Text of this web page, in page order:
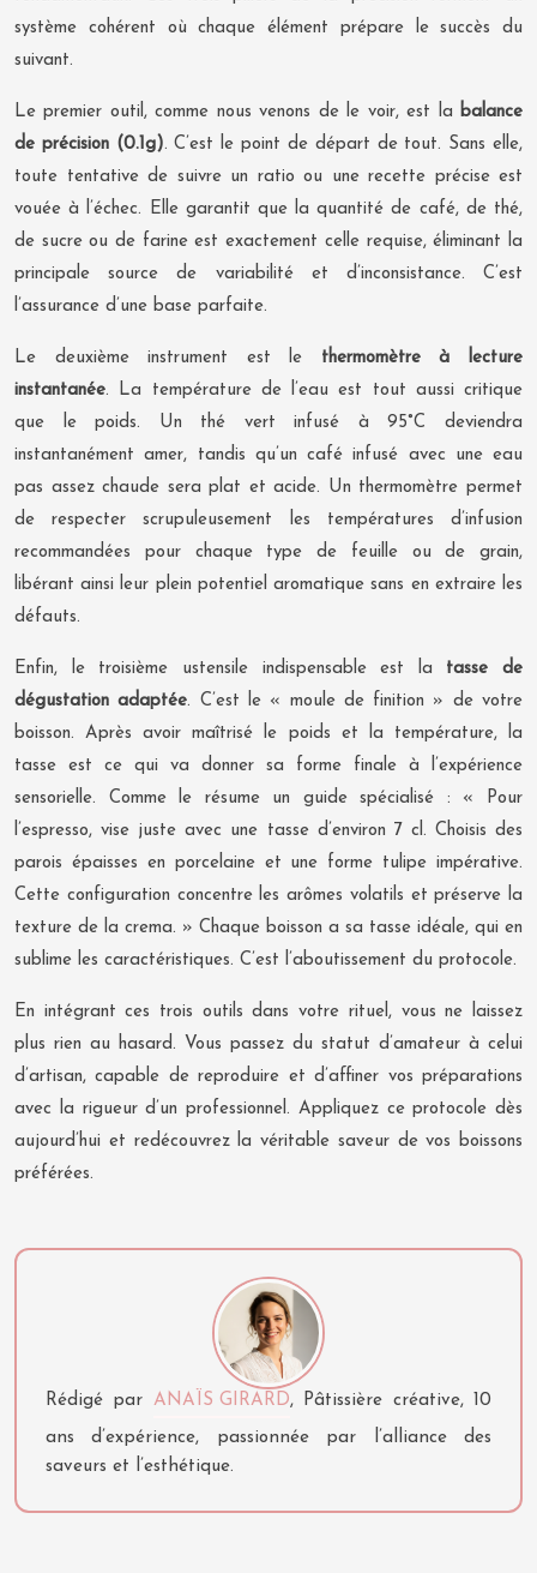
système cohérent où chaque élément prépare le succès du
suivant.
Le premier outil, comme nous venons de le voir, est la balance
de précision (0.1g). C’est le point de départ de tout. Sans elle,
toute tentative de suivre un ratio ou une recette précise est
vouée à l’échec. Elle garantit que la quantité de café, de thé,
de sucre ou de farine est exactement celle requise, éliminant la
principale source de variabilité et d’inconsistance. C’est
l’assurance d’une base parfaite.
Le deuxième instrument est le thermomètre à lecture
instantanée. La température de l’eau est tout aussi critique
que le poids. Un thé vert infusé à 95°C deviendra
instantanément amer, tandis qu’un café infusé avec une eau
pas assez chaude sera plat et acide. Un thermomètre permet
de respecter scrupuleusement les températures d’infusion
recommandées pour chaque type de feuille ou de grain,
libérant ainsi leur plein potentiel aromatique sans en extraire les
défauts.
Enfin, le troisième ustensile indispensable est la tasse de
dégustation adaptée. C’est le « moule de finition » de votre
boisson. Après avoir maîtrisé le poids et la température, la
tasse est ce qui va donner sa forme finale à l’expérience
sensorielle. Comme le résume un guide spécialisé : « Pour
l’espresso, vise juste avec une tasse d’environ 7 cl. Choisis des
parois épaisses en porcelaine et une forme tulipe impérative.
Cette configuration concentre les arômes volatils et préserve la
texture de la crema. » Chaque boisson a sa tasse idéale, qui en
sublime les caractéristiques. C’est l’aboutissement du protocole.
En intégrant ces trois outils dans votre rituel, vous ne laissez
plus rien au hasard. Vous passez du statut d’amateur à celui
d’artisan, capable de reproduire et d’affiner vos préparations
avec la rigueur d’un professionnel. Appliquez ce protocole dès
aujourd’hui et redécouvrez la véritable saveur de vos boissons
préférées.
Rédigé par ANAÏS GIRARD, Pâtissière créative, 10
ans d’expérience, passionnée par l’alliance des
saveurs et l’esthétique.